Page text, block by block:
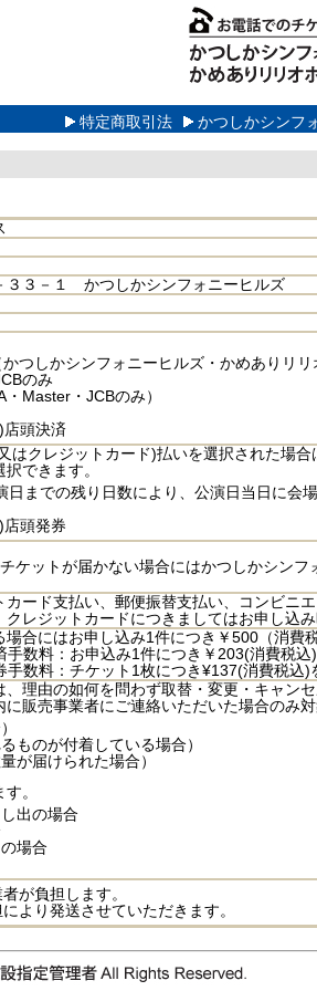
かつしかシンフ
特定商取引法
３－１ かつしかシンフォニーヒルズ
つしかシンフォニーヒルズ・かめありリ
のみ
Master・JCBのみ）
店頭決済
クレジットカード)払いを選択された場合
できます。
までの残り日数により、公演日当日に会
店頭発券
ケットが届かない場合にはかつしかシン
ード支払い、郵便振替支払い、コンビニ
レジットカードにつきましてはお申し込み
合にはお申し込み1件につき￥500（消費
数料：お申込み1件につき￥203(消費税込)
数料：チケット1枚につき¥137(消費税込)
理由の如何を問わず取替・変更・キャンセ
販売事業者にご連絡いただいた場合のみ対
ものが付着している場合）
が届けられた場合）
。
出の場合
場合
が負担します。
より発送させていただきます。